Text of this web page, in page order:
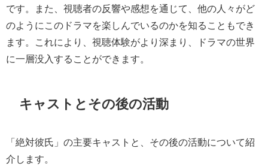
です。また、視聴者の反響や感想を通じて、他の人々がど
のようにこのドラマを楽しんでいるのかを知ることもでき
ます。これにより、視聴体験がより深まり、ドラマの世界
に一層没入することができます。
キャストとその後の活動
「絶対彼氏」の主要キャストと、その後の活動について紹
介します。